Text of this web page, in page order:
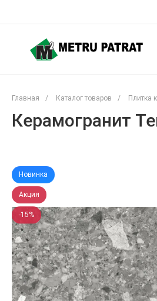
Главная / Каталог товаров / Плитка
Керамогранит
Новинка
Акция
-15%